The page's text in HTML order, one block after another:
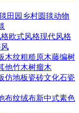
田园乡村圆毯动物
欧式风格现代风格
木纹粗糙原木藤编树
他竹木树瘤木
仿地板瓷砖文化石瓷
布纹绒布新中式素色